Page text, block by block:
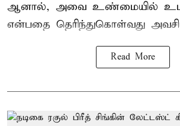
ஆனால், அவை உண்மையில்
என்பதை தெரிந்துகொள்வது
Read More